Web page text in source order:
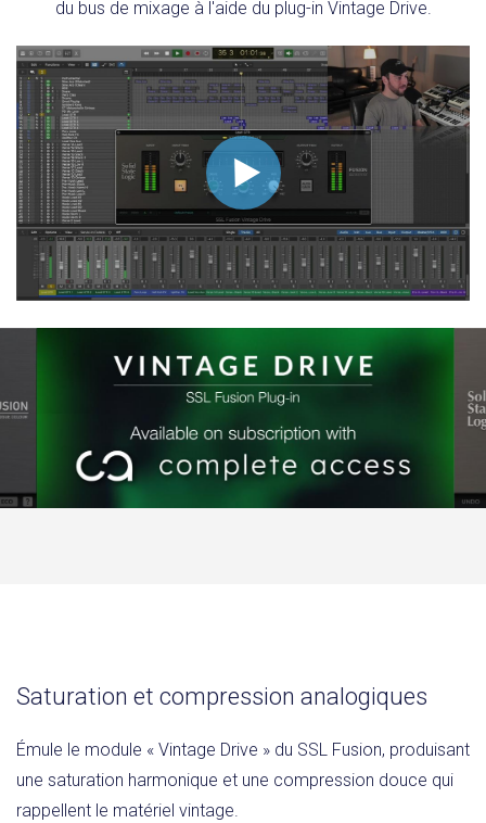
du bus de mixage à l'aide du plug-in Vintage Drive.
Saturation et compression analogiques
Émule le module « Vintage Drive » du SSL Fusion, produisant
une saturation harmonique et une compression douce qui
rappellent le matériel vintage.